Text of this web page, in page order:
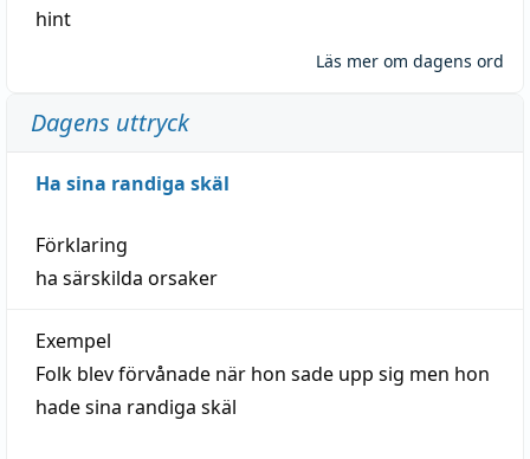
hint
Läs mer om dagens ord
Dagens uttryck
Ha sina randiga skäl
Förklaring
ha särskilda orsaker
Exempel
Folk blev förvånade när hon sade upp sig men hon
hade sina randiga skäl